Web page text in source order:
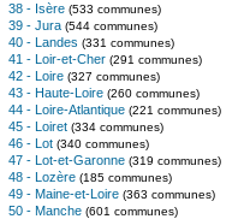
38 - Isère (533 communes)
39 - Jura (544 communes)
40 - Landes (331 communes)
41 - Loir-et-Cher (291 communes)
42 - Loire (327 communes)
43 - Haute-Loire (260 communes)
44 - Loire-Atlantique (221 communes)
45 - Loiret (334 communes)
46 - Lot (340 communes)
47 - Lot-et-Garonne (319 communes)
48 - Lozère (185 communes)
49 - Maine-et-Loire (363 communes)
50 - Manche (601 communes)